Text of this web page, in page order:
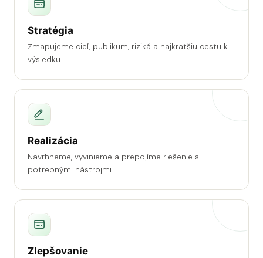
Stratégia
Zmapujeme cieľ, publikum, riziká a najkratšiu cestu k
výsledku.
Realizácia
Navrhneme, vyvinieme a prepojíme riešenie s
potrebnými nástrojmi.
Zlepšovanie